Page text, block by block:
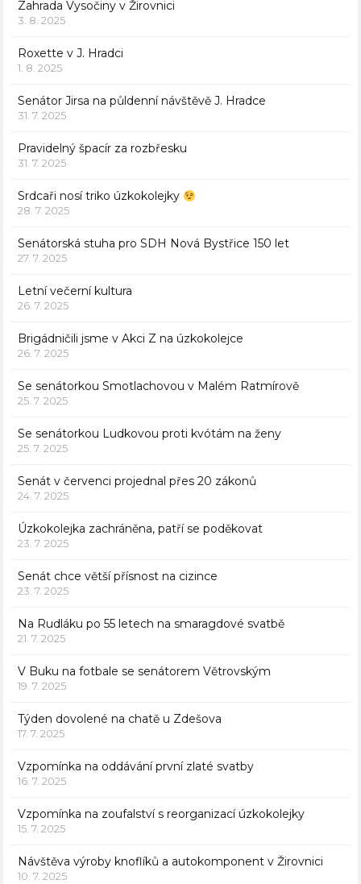
Zahrada Vysočiny v Žirovnici
3. 8. 2025
Roxette v J. Hradci
1. 8. 2025
Senátor Jirsa na půldenní návštěvě J. Hradce
31. 7. 2025
Pravidelný špacír za rozbřesku
31. 7. 2025
Srdcaři nosí triko úzkokolejky
28. 7. 2025
Senátorská stuha pro SDH Nová Bystřice 150 let
27. 7. 2025
Letní večerní kultura
26. 7. 2025
Brigádničili jsme v Akci Z na úzkokolejce
26. 7. 2025
Se senátorkou Smotlachovou v Malém Ratmírově
25. 7. 2025
Se senátorkou Ludkovou proti kvótám na ženy
25. 7. 2025
Senát v červenci projednal přes 20 zákonů
24. 7. 2025
Úzkokolejka zachráněna, patří se poděkovat
23. 7. 2025
Senát chce větší přísnost na cizince
23. 7. 2025
Na Rudláku po 55 letech na smaragdové svatbě
21. 7. 2025
V Buku na fotbale se senátorem Větrovským
19. 7. 2025
Týden dovolené na chatě u Zdešova
17. 7. 2025
Vzpomínka na oddávání první zlaté svatby
16. 7. 2025
Vzpomínka na zoufalství s reorganizací úzkokolejky
15. 7. 2025
Návštěva výroby knoflíků a autokomponent v Žirovnici
10. 7. 2025